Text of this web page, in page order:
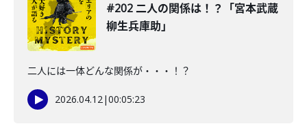
#202 二人の関係は！？「宮本武蔵
柳生兵庫助」
二人には一体どんな関係が・・・！？
2026.04.12|00:05:23